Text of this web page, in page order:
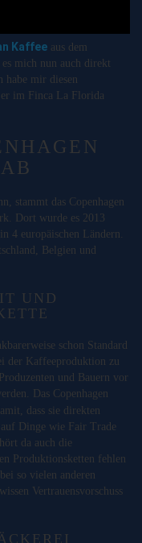
Kaffee aus dem
mich nun auch direkt
habe mir diesen
er im Finca La Florida
stammt das Copenhagen
Dort wurde es 2013
4 europäischen Ländern.
Belgien und
UND
schon Standard
der Kaffeeproduktion zu
und Bauern vor
Das Copenhagen
dass sie direkten
Dinge wie Fair Trade
da auch die
Produktionsketten fehlen
so vielen anderen
Vertrauensvorschuss